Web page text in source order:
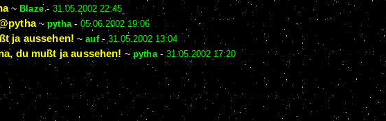
~ Blaze-31.05.2002 22:45
~ pytha-05.06.2002 19:06
ja aussehen! ~ auf- 31.05.2002 13:04
du mußt ja aussehen! ~ pytha- 31.05.2002 17:20